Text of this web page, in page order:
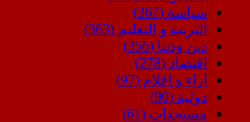
سياسة (367)
التربية و التعليم (363)
دين ودنيا (356)
اقتصاد (278)
اراء و اقلام (97)
دولية (90)
مستجدات (61)